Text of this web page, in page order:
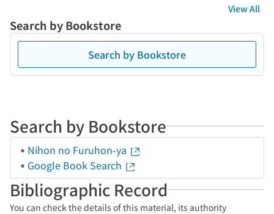
View All
Search by Bookstore
Search by Bookstore
Search by Bookstore
Nihon no Furuhon-ya
Google Book Search
Bibliographic Record
You can check the details of this material, its authority